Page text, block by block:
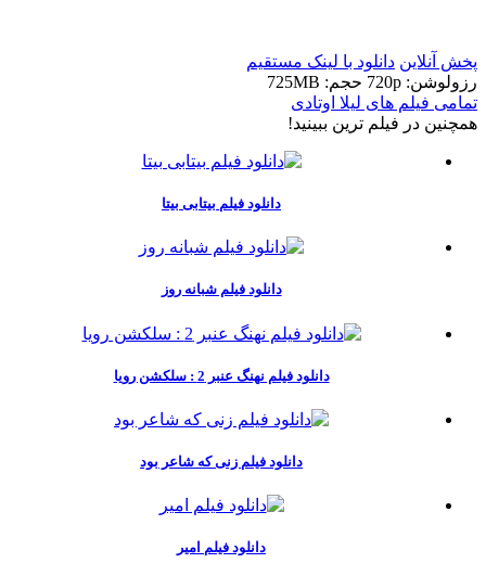
پخش آنلاین دانلود با لينک مستقيم
رزولوشن: 720p
حجم: 725MB
تمامی فیلم های لیلا اوتادی
همچنين در فيلم ترين ببينيد!
دانلود فیلم بیتابی بیتا
دانلود فیلم شبانه روز
دانلود فیلم نهنگ عنبر 2 : سلکشن رویا
دانلود فیلم زنی که شاعر بود
دانلود فیلم امیر